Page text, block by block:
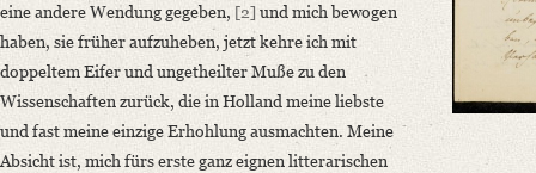
eine andere Wendung gegeben, [2] und mich bewogen
haben, sie früher aufzuheben, jetzt kehre ich mit
doppeltem Eifer und ungetheilter Muße zu den
Wissenschaften zurück, die in Holland meine liebste
und fast meine einzige Erhohlung ausmachten. Meine
Absicht ist, mich fürs erste ganz eignen litterarischen